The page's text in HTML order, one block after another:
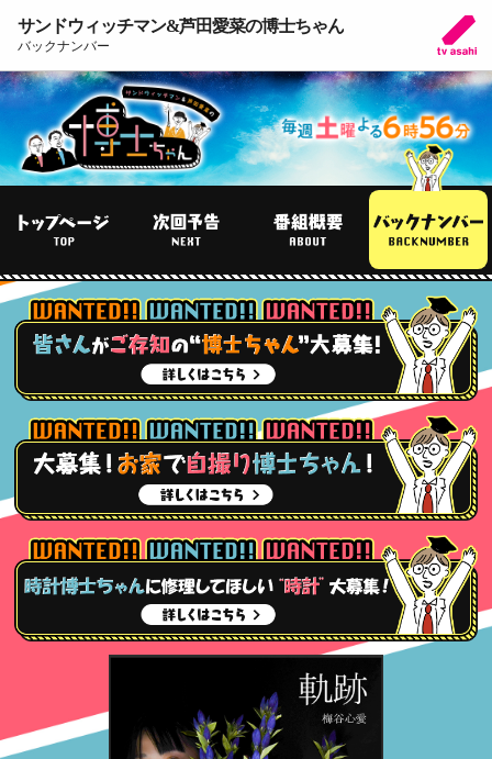
サンドウィッチマン&芦田愛菜の博士ちゃん
バックナンバー